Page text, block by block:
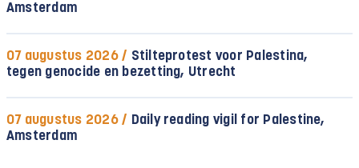
Amsterdam
07 augustus 2026 / Stilteprotest voor Palestina,
tegen genocide en bezetting, Utrecht
07 augustus 2026 / Daily reading vigil for Palestine,
Amsterdam